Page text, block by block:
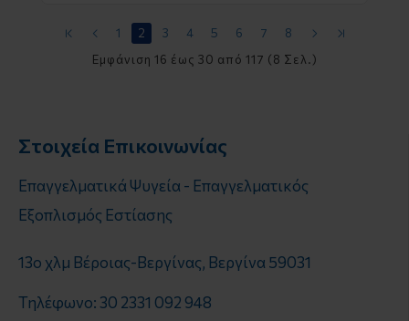
1 2 3 4 5 6 7
8
Εμφάνιση 16 έως 30 από 117 (8 Σελ.)
Στοιχεία Επικοινωνίας
Επαγγελματικά Ψυγεία - Επαγγελματικός
Εξοπλισμός Εστίασης
13o χλμ Βέροιας-Βεργίνας, Βεργίνα 59031
Τηλέφωνο: 30 2331 092 948